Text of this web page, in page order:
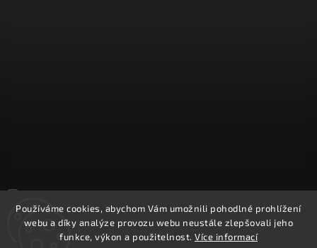
Používáme cookies, abychom Vám umožnili pohodlné prohlížení
webu a díky analýze provozu webu neustále zlepšovali jeho
funkce, výkon a použitelnost. Více informací
Copyright 2026REPROOBCHOD.cz. Všechna práva vyhrazena.